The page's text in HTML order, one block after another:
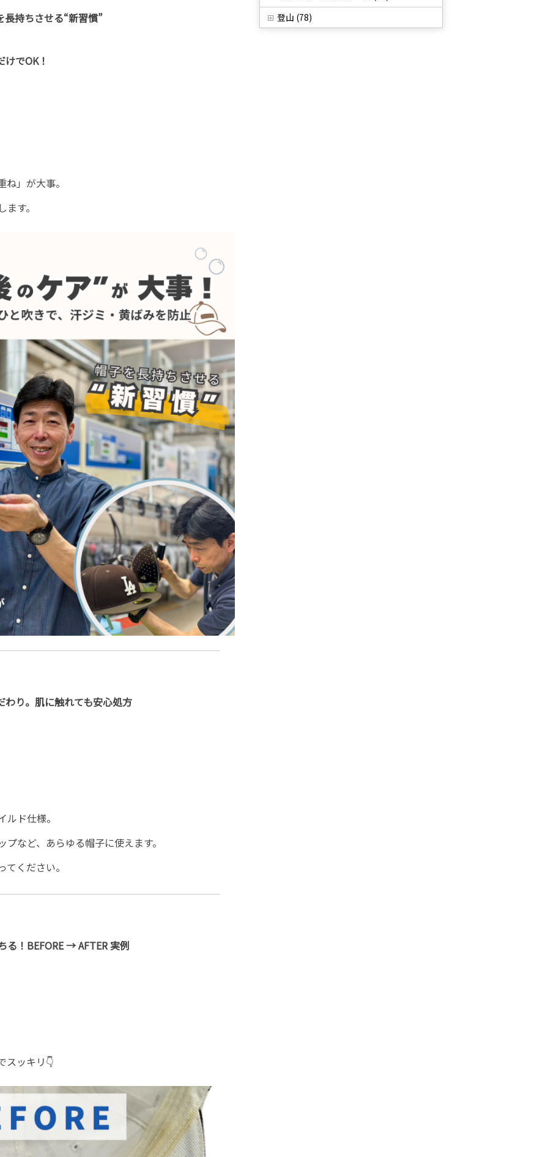
持ちさせる“新習慣”
でOK！
」が大事。
す。
り。肌に触れても安心処方
ド仕様。
など、あらゆる帽子に使えます。
ください。
！BEFORE → AFTER 実例
スッキリ👇
登山 (78)